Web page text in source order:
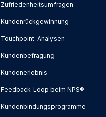
Zufriedenheitsumfragen
Kundenrückgewinnung
Touchpoint-Analysen
Kundenbefragung
Kundenerlebnis
Feedback-Loop beim NPS®
Kundenbindungsprogramme